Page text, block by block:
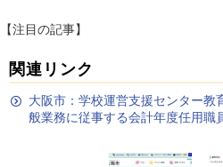
【注目の記事】
関連リンク
大阪市：学校運営支援センター教
般業務に従事する会計年度任用職